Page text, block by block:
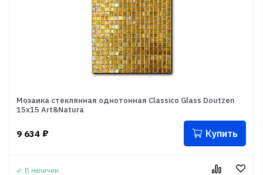
Мозаика стеклянная однотонная Classico Glass Doutzen
15x15 Art&Natura
9 634 ₽ Купить
В наличии